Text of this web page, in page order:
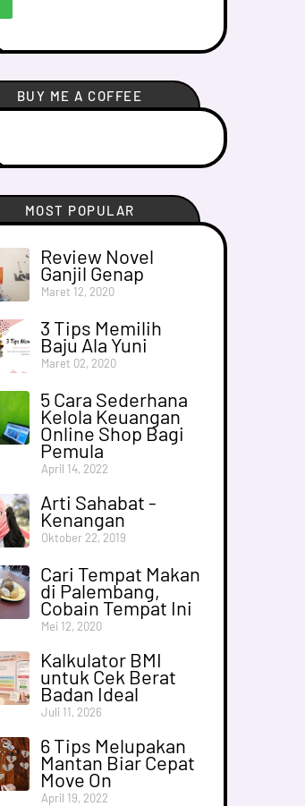
BUY ME A COFFEE
MOST POPULAR
Review Novel
Ganjil Genap
Maret 12, 2020
3 Tips Memilih
Baju Ala Yuni
Maret 02, 2020
5 Cara Sederhana
Kelola Keuangan
Online Shop Bagi
Pemula
April 14, 2022
Arti Sahabat -
Kenangan
Oktober 22, 2019
Cari Tempat Makan
di Palembang,
Cobain Tempat Ini
Mei 12, 2020
Kalkulator BMI
untuk Cek Berat
Badan Ideal
Juli 11, 2026
6 Tips Melupakan
Mantan Biar Cepat
Move On
April 19, 2022